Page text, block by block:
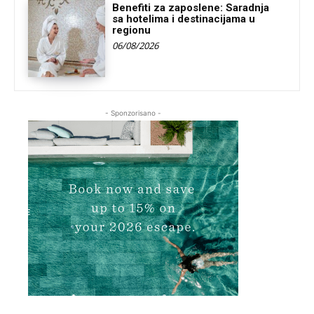
Benefiti za zaposlene: Saradnja
sa hotelima i destinacijama u
regionu
06/08/2026
- Sponzorisano -